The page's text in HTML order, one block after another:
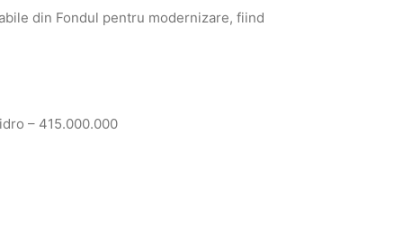
din Fondul pentru modernizare, fiind
– 415.000.000